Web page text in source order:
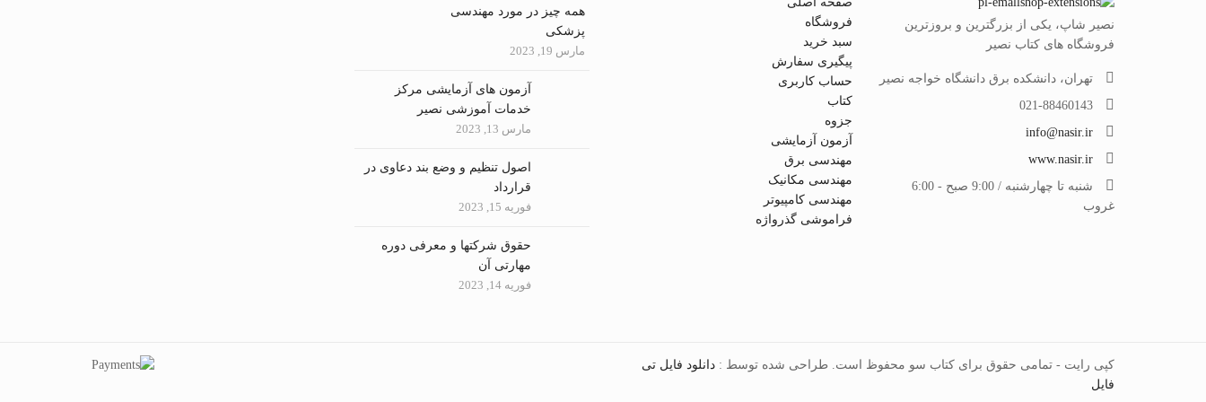
نصیر شاپ، یکی از بزرگترین و بروزترین
فروشگاه های کتاب نصیر
تهران، دانشکده برق دانشگاه خواجه نصیر
021-88460143
info@nasir.ir
www.nasir.ir
شنبه تا چهارشنبه / 9:00 صبح - 6:00
غروب
فروشگاه
سبد خرید
پیگیری سفارش
حساب کاربری
کتاب
جزوه
آزمون آزمایشی
مهندسی برق
مهندسی مکانیک
مهندسی کامپیوتر
فراموشی گذرواژه
همه چیز در مورد مهندسی
پزشکی
مارس 19, 2023
آزمون های آزمایشی مرکز
خدمات آموزشی نصیر
مارس 13, 2023
اصول تنظیم و وضع بند دعاوی در
قرارداد
فوریه 15, 2023
حقوق شرکتها و معرفی دوره
مهارتی آن
فوریه 14, 2023
کپی رایت - تمامی حقوق برای کتاب سو محفوظ است. طراحی شده توسط : دانلود فایل تی
فایل